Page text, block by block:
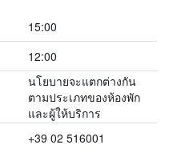
15:00
12:00
นโยบายจะแตกต่างกัน
ตามประเภทของห้องพัก
และผู้ให้บริการ
+39 02 516001